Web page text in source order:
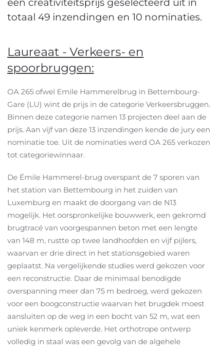
één creativiteitsprijs geselecteerd uit in
totaal 49 inzendingen en 10 nominaties.
Laureaat - Verkeers- en
spoorbruggen:
OA 265 ofwel Emile Hammerelbrug in Bettembourg-
Gare (LU) wint de prijs in de categorie Verkeersbruggen.
Binnen deze categorie namen 13 projecten deel aan de
prijs. Aan vijf van deze 13 inzendingen kende de jury een
nominatie toe. Uit de nominaties werd OA 265 verkozen
tot categoriewinnaar.
De Émile Hammerel-brug overspant de 7 sporen van
het station van Bettembourg in het zuiden van
Luxemburg en maakt de doorgang van de N13
mogelijk. Het oorspronkelijke bouwwerk, een gekromd
brugtracé van voorgespannen beton met een lengte
van 148 m, rustte op twee landhoofden en vijf pijlers,
waarvan er drie direct in het stationsgebied waren
geplaatst. Na vergelijkende studies werd gekozen voor
een reconstructie. Daar de minimaal benodigde
overspanning meer dan 75 m bedroeg, werd gekozen
voor een boogconstructie waarvan het brugdek moest
aansluiten op de weg in een bocht van 52 m, wat een
uniek kenmerk opleverde. Het orthotrope ontwerp
volledig in staal was een gevolg van de algehele